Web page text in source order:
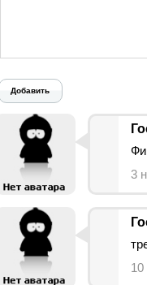
Добавить
3
10